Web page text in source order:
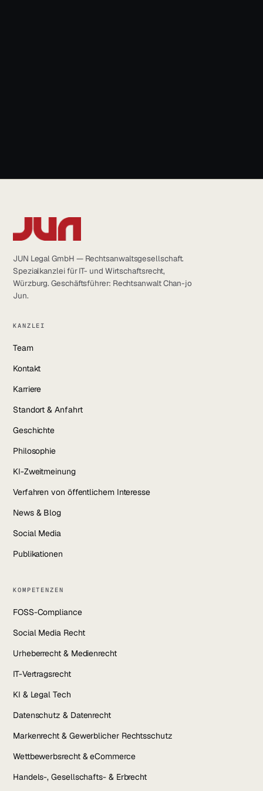
JUN Legal GmbH — Rechtsanwaltsgesellschaft.
Spezialkanzlei für IT- und Wirtschaftsrecht,
Würzburg. Geschäftsführer: Rechtsanwalt Chan-jo
Jun.
KANZLEI
Team
Kontakt
Karriere
Standort & Anfahrt
Geschichte
Philosophie
KI-Zweitmeinung
Verfahren von öffentlichem Interesse
News & Blog
Social Media
Publikationen
KOMPETENZEN
FOSS-Compliance
Social Media Recht
Urheberrecht & Medienrecht
IT-Vertragsrecht
KI & Legal Tech
Datenschutz & Datenrecht
Markenrecht & Gewerblicher Rechtsschutz
Wettbewerbsrecht & eCommerce
Handels-, Gesellschafts- & Erbrecht